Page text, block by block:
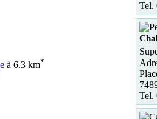
à 6.3 km*
Tel.
Tel.